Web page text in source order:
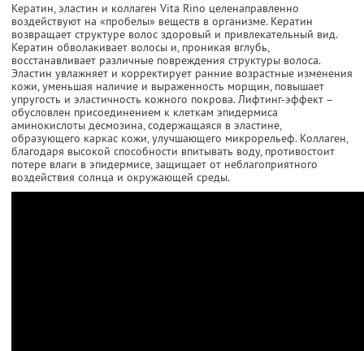
Кератин, эластин и коллаген Vita Rino целенаправленно
воздействуют на «пробелы» веществ в организме. Кератин
возвращает структуре волос здоровый и привлекательный вид.
Кератин обволакивает волосы и, проникая вглубь,
восстанавливает различные повреждения структуры волоса.
Эластин увлажняет и корректирует ранние возрастные изменения
кожи, уменьшая наличие и выраженность морщин, повышает
упругость и эластичность кожного покрова. Лифтинг-эффект –
обусловлен присоединением к клеткам эпидермиса
аминокислоты десмозина, содержащаяся в эластине,
образующего каркас кожи, улучшающего микрорельеф. Коллаген,
благодаря высокой способности впитывать воду, противостоит
потере влаги в эпидермисе, защищает от неблагоприятного
воздействия солнца и окружающей среды.